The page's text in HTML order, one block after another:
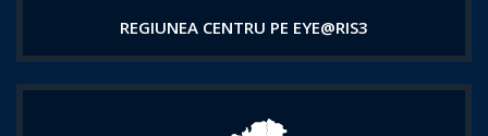
REGIUNEA CENTRU PE EYE@RIS3